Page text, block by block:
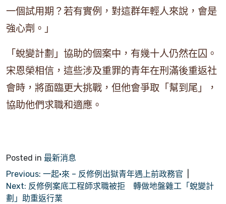
一個試用期？若有實例，對這群年輕人來說，會是
強心劑。」
「蛻變計劃」協助的個案中，有幾十人仍然在囚。
宋恩榮相信，這些涉及重罪的青年在刑滿後重返社
會時，將面臨更大挑戰，但他會爭取「幫到尾」，
協助他們求職和適應。
Posted in 最新消息
文
章
Previous: 一起•來 – 反修例出獄青年遇上前政務官
Next: 反修例案底工程師求職被拒 轉做地盤雜工「蛻變計
劃」助重返行業